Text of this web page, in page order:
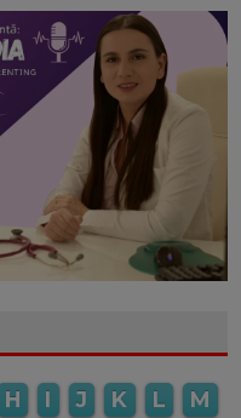
H I J K L
M